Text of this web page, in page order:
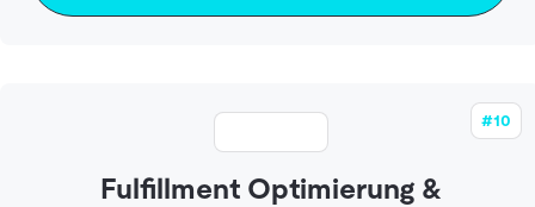
#10
Fulfillment Optimierung &